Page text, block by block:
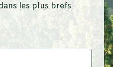
les plus brefs